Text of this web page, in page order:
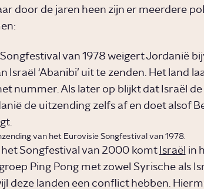
door de jaren heen zijn er meerdere
Songfestival van 1978 weigert Jordanië
Israël ‘Abanibi’ uit te zenden. Het land
nummer. Als later op blijkt dat Israël
de uitzending zelfs af en doet alsof
van het Eurovisie Songfestival van 1978.
het Songfestival van 2000 komt Israël in
Ping Pong met zowel Syrische als
deze landen een conflict hebben.